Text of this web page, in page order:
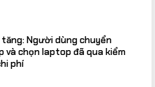
tăng: Người dùng chuyển
và chọn laptop đã qua kiểm
phí